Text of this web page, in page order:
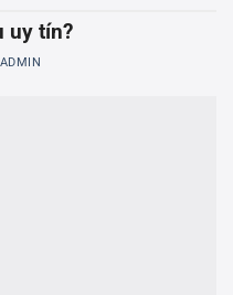
uy tín?
ADMIN